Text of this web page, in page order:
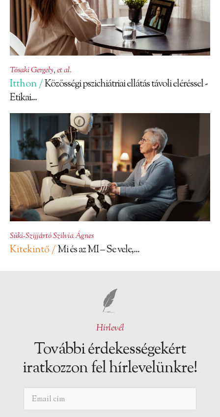
Tósaki Gergely,et al.
Itthon /Közösségi pszichiátriai ellátás távoli eléréssel -
Etikai...
Süki-Szijjártó Szilvia Ágnes
Kitekintő /Mi és az MI – Se vele,...
Hírlevél
További érdekességekért
iratkozzon fel hírlevelünkre!